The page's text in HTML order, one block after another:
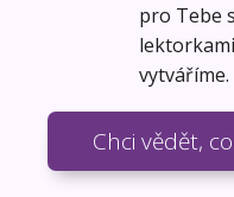
pro Tebe
vytváříme.
Chci vědět,